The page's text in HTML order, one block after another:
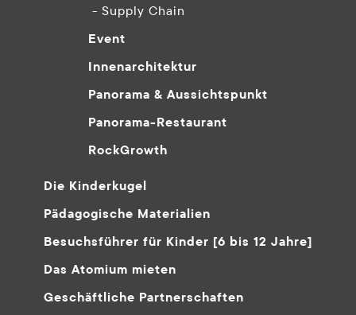
- Supply Chain
Event
Innenarchitektur
Panorama & Aussichtspunkt
Panorama-Restaurant
RockGrowth
Die Kinderkugel
Pädagogische Materialien
Besuchsführer für Kinder [6 bis 12 Jahre]
Das Atomium mieten
Geschäftliche Partnerschaften